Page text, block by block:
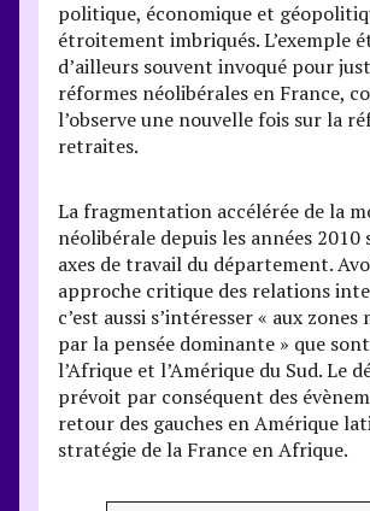
politique, économique et
étroitement imbriqués. L’exemple
d’ailleurs souvent invoqué pour
réformes néolibérales en France,
l’observe une nouvelle fois sur la
retraites.
La fragmentation accélérée de la
néolibérale depuis les années 2010
axes de travail du département.
approche critique des relations
c’est aussi s’intéresser « aux zones
par la pensée dominante » que sont
l’Afrique et l’Amérique du Sud. Le
prévoit par conséquent des
retour des gauches en Amérique
stratégie de la France en Afrique.